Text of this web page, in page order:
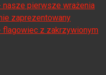
nasze pierwsze wrażenia
zaprezentowany
flagowiec z zakrzywionym